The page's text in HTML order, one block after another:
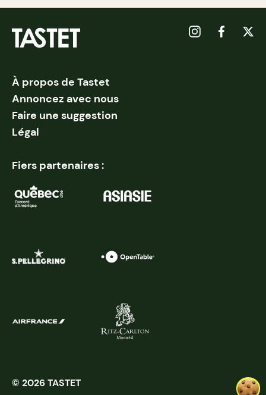
À propos de Tastet
Annoncez avec nous
Faire une suggestion
Légal
Fiers partenaires :
© 2026 TASTET